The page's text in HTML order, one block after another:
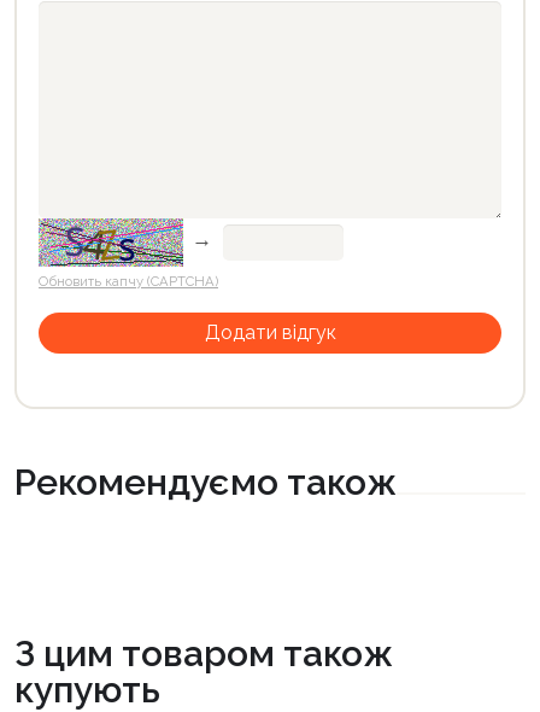
→
Обновить капчу (CAPTCHA)
Рекомендуємо також
З цим товаром також
купують